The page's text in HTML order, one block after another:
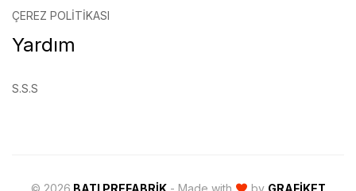
ÇEREZ POLITIKASI
Yardım
S.S.S